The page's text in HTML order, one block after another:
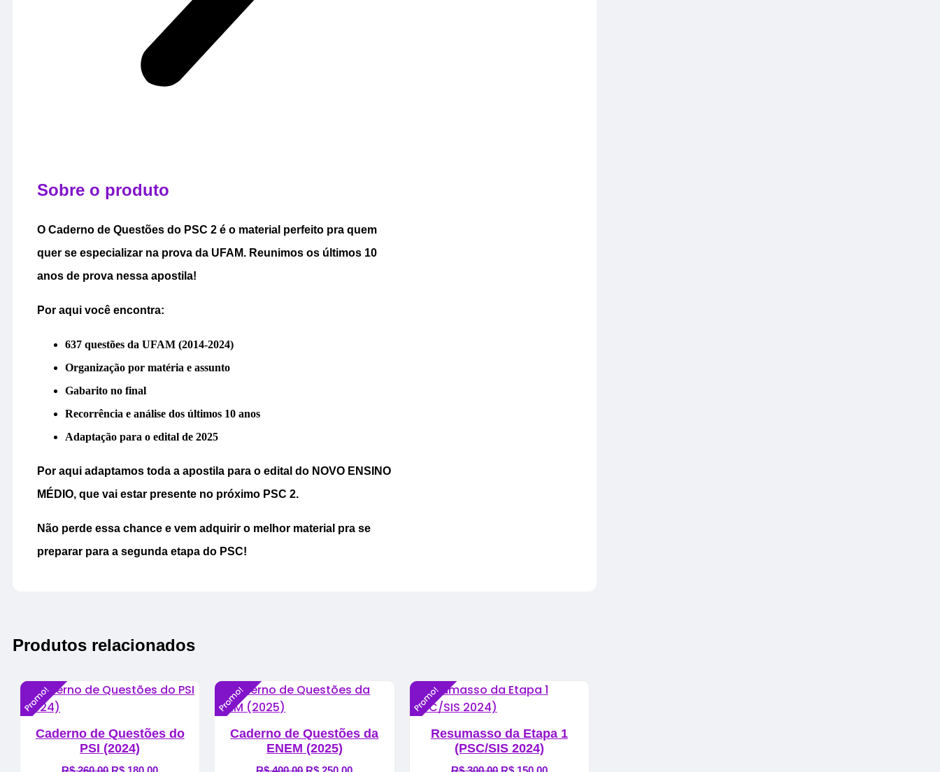
Sobre o produto
O Caderno de Questões do PSC 2 é o material perfeito pra quem
quer se especializar na prova da UFAM. Reunimos os últimos 10
anos de prova nessa apostila!
Por aqui você encontra:
637 questões da UFAM (2014-2024)
Organização por matéria e assunto
Gabarito no final
Recorrência e análise dos últimos 10 anos
Adaptação para o edital de 2025
Por aqui adaptamos toda a apostila para o edital do NOVO ENSINO
MÉDIO, que vai estar presente no próximo PSC 2.
Não perde essa chance e vem adquirir o melhor material pra se
preparar para a segunda etapa do PSC!
Produtos relacionados
Promo!
Caderno de Questões do
PSI (2024)
Promo!
Caderno de Questões da
ENEM (2025)
Promo!
Resumasso da Etapa 1
(PSC/SIS 2024)